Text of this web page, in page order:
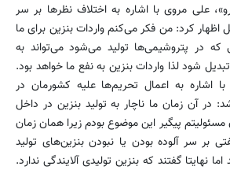
علی مروی با اشاره به اختلاف نظرها بر سر
اظهار کرد: من فکر می‌کنم واردات بنزین برای ما
که در پتروشیمی‌ها تولید می‌شود می‌تواند به
شود لذا واردات بنزین به نفع ما خواهد بود.
اشاره به اعمال تحریم‌ها علیه کشورمان در
در آن زمان ما ناچار به تولید بنزین در داخل
پیگیر این موضوع بودم زیرا همان زمان
بر سر آلوده بودن یا نبودن بنزین‌های تولید
نهایتا ‌گفتند که بنزین تولیدی آلایندگی ندارد.